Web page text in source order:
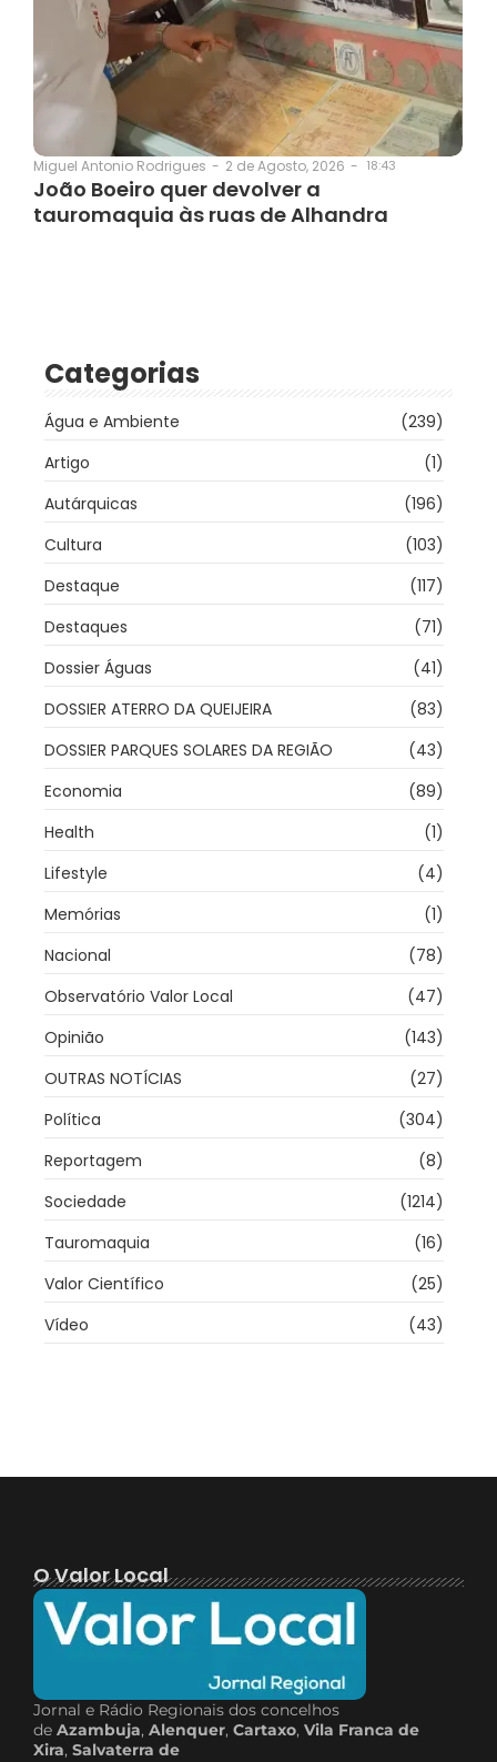
Miguel Antonio Rodrigues - 2 de Agosto, 2026 - 18:43
João Boeiro quer devolver a
tauromaquia às ruas de Alhandra
Categorias
Água e Ambiente
(239)
Artigo
(1)
Autárquicas
(196)
Cultura
(103)
Destaque
(117)
Destaques
(71)
Dossier Águas
(41)
DOSSIER ATERRO DA QUEIJEIRA
(83)
DOSSIER PARQUES SOLARES DA REGIÃO
(43)
Economia
(89)
Health
(1)
Lifestyle
(4)
Memórias
(1)
Nacional
(78)
Observatório Valor Local
(47)
Opinião
(143)
OUTRAS NOTÍCIAS
(27)
Política
(304)
Reportagem
(8)
Sociedade
(1214)
Tauromaquia
(16)
Valor Científico
(25)
Vídeo
(43)
O Valor Local
Jornal e Rádio Regionais dos concelhos
de Azambuja, Alenquer, Cartaxo, Vila Franca de
Xira, Salvaterra de